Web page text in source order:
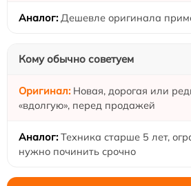
Дешевле оригинала
Кому обычно советуем
Новая, дорогая или
«вдолгую», перед продажей
Техника старше 5 лет,
нужно починить срочно